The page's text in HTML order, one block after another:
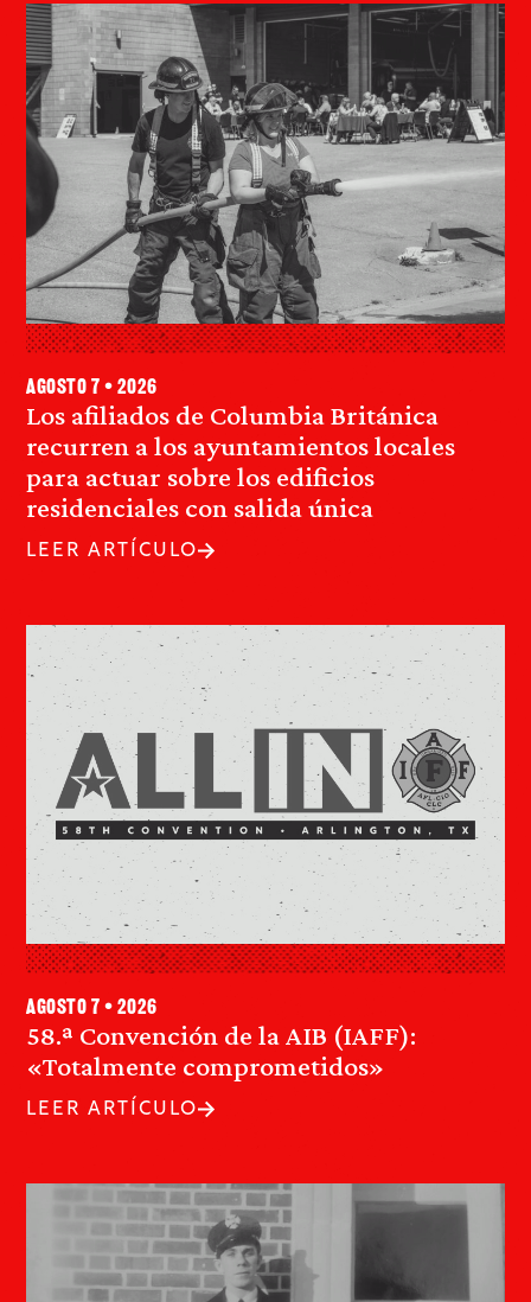
Los afiliados de Columbia Británica
recurren a los ayuntamientos locales
para actuar sobre los edificios
residenciales con salida única
agosto 7 • 2026
LEER ARTÍCULO
58.ª Convención de la AIB (IAFF):
«Totalmente comprometidos»
agosto 7 • 2026
LEER ARTÍCULO